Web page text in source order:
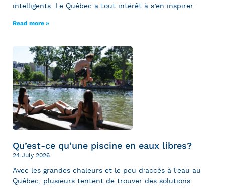
intelligents. Le Québec a tout intérêt à s’en inspirer.
Read more »
Qu’est-ce qu’une piscine en eaux libres?
24 July 2026
Avec les grandes chaleurs et le peu d’accès à l’eau au
Québec, plusieurs tentent de trouver des solutions